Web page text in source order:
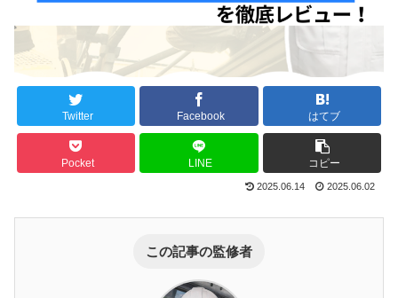
Twitter Facebook はてブ
Pocket LINE コピー
2025.06.14 2025.06.02
この記事の監修者